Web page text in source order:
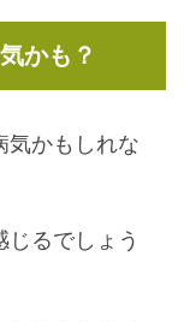
かも？
気かもしれな
るでしょう